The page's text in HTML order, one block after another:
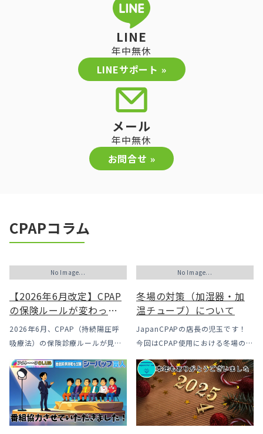
LINE
年中無休
LINEサポート »
メール
年中無休
お問合せ »
CPAPコラム
No Image...
【2026年6月改定】CPAP
の保険ルールが変わった
｜CPAPが使えなくなるか
も？変更のメリット・デ
う選択肢
2026年6月、CPAP（持続陽圧呼
吸療法）の保険診療ルールが見直
ルは下がった一方で、「続ける」
ための条件はこれまでより厳しく
なっています。この記事では、何
がどう変わったのかを患者様の立
場で […]
No Image...
冬場の対策（加湿器・加
温チューブ）について
JapanCPAPの店長の児玉です！
今回はCPAP使用における冬場のよ
露」についてのお話をさせて頂き
ます。 我々の拠点の北陸はCPAP
使用時に「乾燥・寒さ・結露」が
起こりやすい地域です、その […]